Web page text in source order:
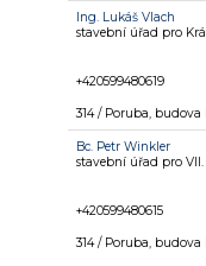
Ing. Lukáš Vlach
stavební úřad pro
+420599480619
314 / Poruba, budova
Bc. Petr Winkler
stavební úřad pro
+420599480615
314 / Poruba, budova